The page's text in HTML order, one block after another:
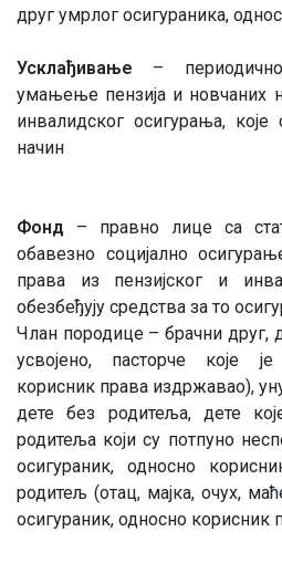
друг умрлог осигураника,
Усклађивање –
умањење пензија и новчаних
инвалидског осигурања,
начин
Фонд – правно лице са
обавезно социјално
права из пензијског и
обезбеђују средства за то
Члан породице – брачни друг,
усвојено, пасторче које
корисник права издржавао),
дете без родитеља, дете
родитеља који су потпуно
осигураник, односно
родитељ (отац, мајка, очух,
осигураник, односно корисник